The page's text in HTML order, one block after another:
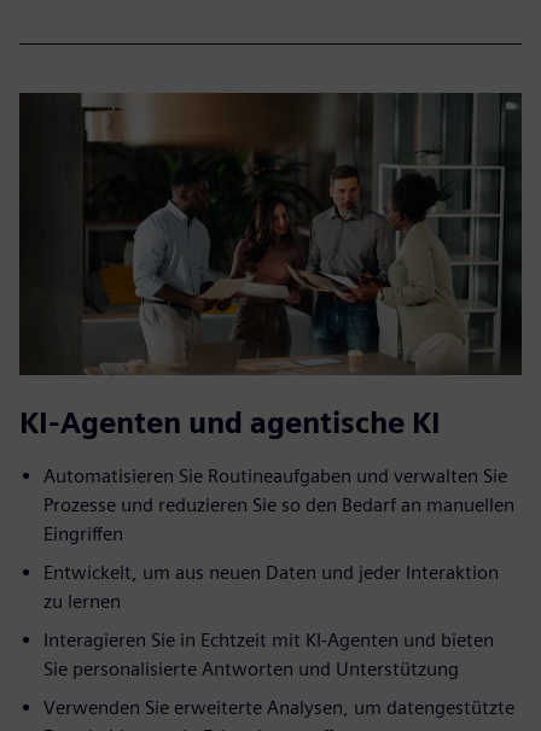
KI-Agenten und agentische KI
Automatisieren Sie Routineaufgaben und verwalten Sie
Prozesse und reduzieren Sie so den Bedarf an manuellen
Eingriffen
Entwickelt, um aus neuen Daten und jeder Interaktion
zu lernen
Interagieren Sie in Echtzeit mit KI-Agenten und bieten
Sie personalisierte Antworten und Unterstützung
Verwenden Sie erweiterte Analysen, um datengestützte